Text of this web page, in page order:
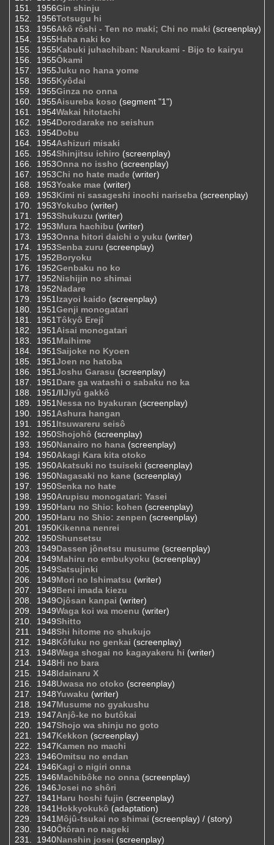
1956Gin shinju
1956Totsugu hi
1956Akô rôshi - Ten no maki; Chi no maki (screenplay)
1955Haha naki ko
1955Kabuki juhachiban: Narukami - Bijo to kairyu
1955Ôkami
1955Juku no hana yome
1955Kyôdai
1955Ginza no onna
1955Aisureba koso (segment "1")
1954Wakai hitotachi
1954Dorodarake no seishun
1954Dobu
1954Ashizuri misaki
1954Shinjitsu ichiro (screenplay)
1953Onna no issho (screenplay)
1953Chi no hate made (writer)
1953Yoake mae (writer)
1953Kimi ni sasageshi inochi nariseba (screenplay)
1953Yokubo (writer)
1953Shukuzu (writer)
1953Mura hachibu (writer)
1953Onna hitori daichi o yuku (writer)
1953Senba zuru (screenplay)
1952Boryoku
1952Genbaku no ko
1952Nishijin no shimai
1952Nadare
1951 Izayoi kaido (screenplay)
1951Genji monogatari
1951Tôkyô Erejî
1951 Aisai monogatari
1951 Maihime
1951Saijoke no Kyoen
1951Joen no hatoba
1951Joshu Garasu (screenplay)
1951 Dare ga watashi o sabaku no ka
1951/IIJiyû gakkô
1951 Nessa no byakuran (screenplay)
1951 Ashura hangan
1951 Itsuwareru seisô
1950Shojohô (screenplay)
1950Nanairo no hana (screenplay)
1950Akagi Kara kita otoko
1950Akatsuki no tsuiseki (screenplay)
1950Nagasaki no kane (screenplay)
1950Senka no hate
1950Arupisu monogatari: Yasei
1950Haru no Shio: kohen (screenplay)
1950Haru no Shio: zenpen (screenplay)
1950Kikenna nenrei
1950Shunsetsu
1949Dassen jônetsu musume (screenplay)
1949Mahiru no embukyoku (screenplay)
1949Satsujinki
1949Mori no Ishimatsu (writer)
1949Beni imada kiezu
1949Ojôsan kanpai (writer)
1949Waga koi wa moenu (writer)
1949Shitto
1948Shi hitome no shukujo
1948Kôfuku no genkai (screenplay)
1948Waga shogai no kagayakeru hi (writer)
1948Hi no bara
1948Idainaru X
1948Uwasa no otoko (screenplay)
1948Yuwaku (writer)
1947Musume no gyakushu
1947Anjô-ke no butôkai
1947Shojo wa shinju no goto
1947Kekkon (screenplay)
1947Kamen no machi
1946Omitsu no endan
1946Kagi o nigiri onna
1946Machibôke no onna (screenplay)
1946Josei no shôri
1941 Haru hoshi fujin (screenplay)
1941 Hokkyokukô (adaptation)
1941 Môjû-tsukai no shimai (screenplay) / (story)
1940Ôtôran no nageki
1940Nanshin josei (screenplay)